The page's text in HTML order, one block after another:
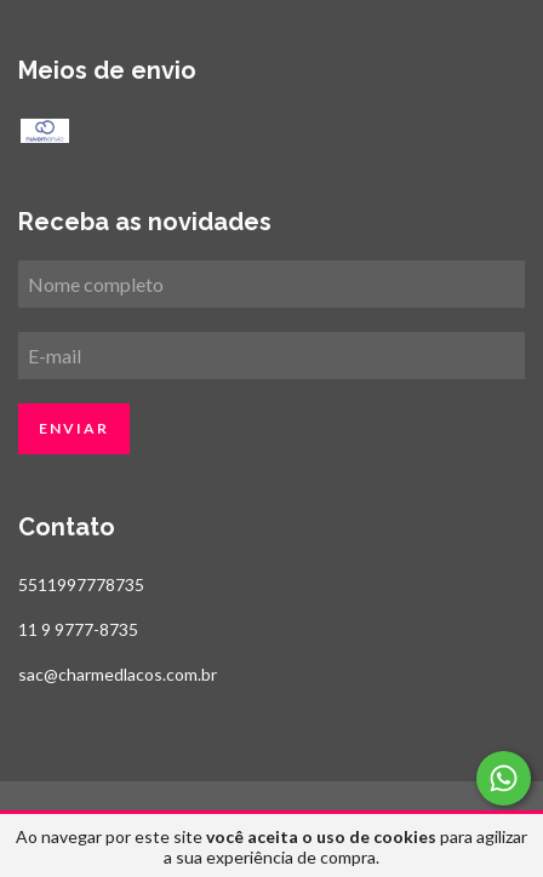
Ao navegar por este sitevocê aceita o uso de cookies para agilizar
a sua experiência de compra.
Meios de envio
Receba as novidades
Contato
5511997778735
11 9 9777-8735
sac@charmedlacos.com.br
Copyright Estilo Fitas & Charmed Laços - 2026. Todos os direitos reservados.